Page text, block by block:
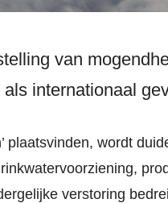
van
internationaal
plaatsvinden, wordt
verstoring